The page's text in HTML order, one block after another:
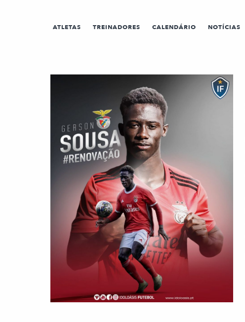
ATLETAS TREINADORES CALENDÁRIO NOTÍCIAS